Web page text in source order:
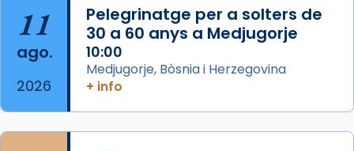
View on Facebook · Share
Arquebisbat de Barcelona
2 weeks ago
11
ago.
2026
Pelegrinatge per a solters de
30 a 60 anys a Medjugorje
10:00
Medjugorje, Bòsnia i Herzegovina
+ info